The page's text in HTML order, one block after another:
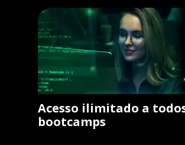
Acesso ilimitado a
bootcamps